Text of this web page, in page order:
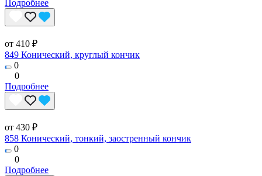
Подробнее
от 410 ₽
849 Конический, круглый кончик
0
0
Подробнее
от 430 ₽
858 Конический, тонкий, заостренный кончик
0
0
Подробнее